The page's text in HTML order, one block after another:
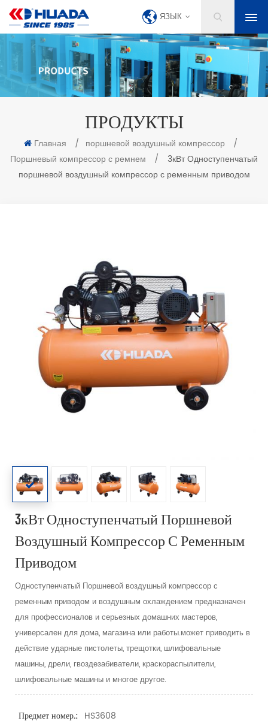
ЯЗЫК
ПРОДУКТЫ
Главная / поршневой воздушный компрессор
/
Поршневый компрессор с ремнем
/
3кВт Одноступенчатый
поршневой воздушный компрессор с ременным приводом
3кВт Одноступенчатый Поршневой
Воздушный Компрессор С Ременным
Приводом
Одноступенчатый Поршневой воздушный компрессор с
ременным приводом и воздушным охлаждением предназначен
для профессионалов и серьезных домашних мастеров,
универсален для дома, магазина или работы.может приводить в
действие ударные пистолеты, трещотки, шлифовальные
машины, дрели, гвоздезабиватели, краскораспылители,
шлифовальные машины и многое другое.
Предмет номер.: HS3608